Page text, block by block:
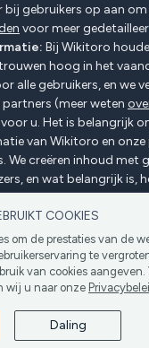
COOKIES
om de prestaties van de
te
van cookies aangeven.
wij u naar onze
Daling
bij gebruikers op aan
voor meer
Bij Wikitoro
hoog in het
alle gebruikers, en we
(meer weten
u. Het is belangrijk
van Wikitoro en
We creëren inhoud met
en wat belangrijk is,
© 2025 Wikitoro Alle
Openbaarmaking